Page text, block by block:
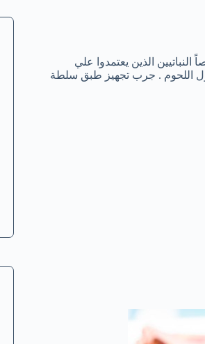
الذين يعتمدوا علي
اللحوم . جرب تجهيز طبق سلطة